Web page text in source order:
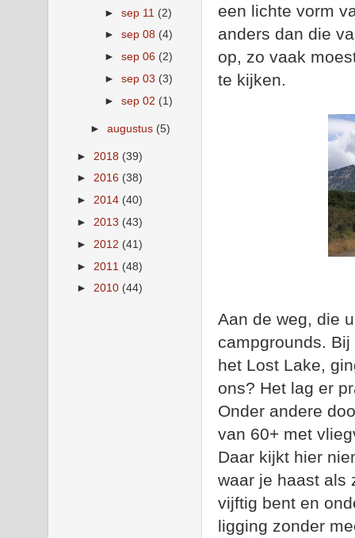
een lichte vorm
anders dan die
op, zo vaak
te kijken.
Aan de weg, die
campgrounds.
het Lost Lake,
ons? Het lag er
Onder andere
van 60+ met
Daar kijkt hier
waar je haast als
vijftig bent en
ligging zonder
► sep 11 (2)
► sep 08 (4)
► sep 06 (2)
► sep 03 (3)
► sep 02 (1)
►augustus (5)
► 2018 (39)
► 2016 (38)
► 2014 (40)
► 2013 (43)
► 2012 (41)
► 2011 (48)
► 2010 (44)